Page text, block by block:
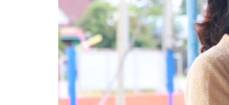
รายงานผู้ใช้บริการกล้อง CCTV
ข้อมูลการเลือกตั้ง
นโยบายคุ้มครองข้อมูลส่วนบุคคล
ผลงาน